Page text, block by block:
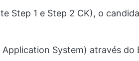
Step 1 e Step 2 CK), o
System) através do